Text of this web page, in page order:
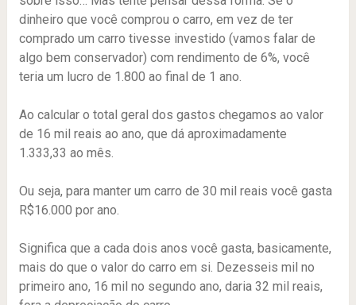
dinheiro que você comprou o carro, em vez de ter
comprado um carro tivesse investido (vamos falar de
algo bem conservador) com rendimento de 6%, você
teria um lucro de 1.800 ao final de 1 ano.
Ao calcular o total geral dos gastos chegamos ao valor
de 16 mil reais ao ano, que dá aproximadamente
1.333,33 ao mês.
Ou seja, para manter um carro de 30 mil reais você gasta
R$16.000 por ano.
Significa que a cada dois anos você gasta, basicamente,
mais do que o valor do carro em si. Dezesseis mil no
primeiro ano, 16 mil no segundo ano, daria 32 mil reais,